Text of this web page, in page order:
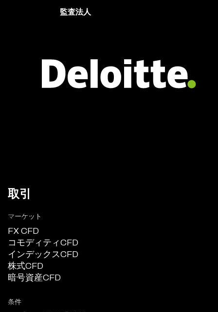
監査法人
取引
マーケット
FX CFD
コモディティCFD
インデックスCFD
株式CFD
暗号資産CFD
条件